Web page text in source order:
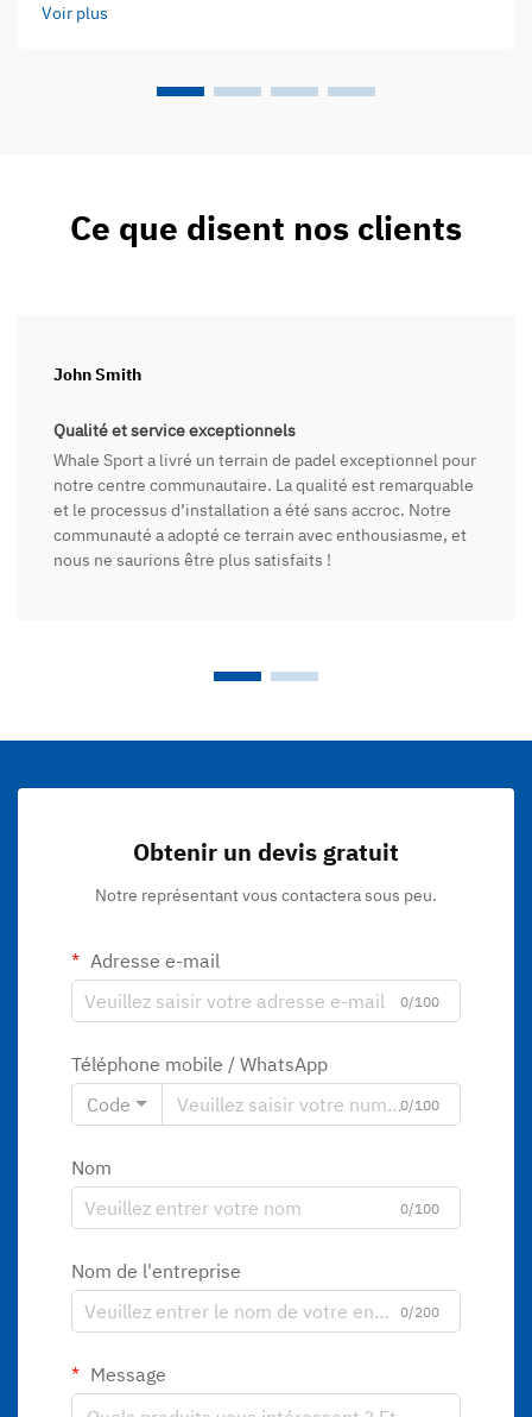
gênantes et ces structures de soutien encombrantes par
Voir plus
Ce que disent nos clients
John Smith
Qualité et service exceptionnels
Whale Sport a livré un terrain de padel exceptionnel pour
notre centre communautaire. La qualité est remarquable
et le processus d’installation a été sans accroc. Notre
communauté a adopté ce terrain avec enthousiasme, et
nous ne saurions être plus satisfaits !
Obtenir un devis gratuit
Notre représentant vous contactera sous peu.
Adresse e-mail
0/100
Téléphone mobile / WhatsApp
Code
0/100
Nom
0/100
Nom de l'entreprise
0/200
Message